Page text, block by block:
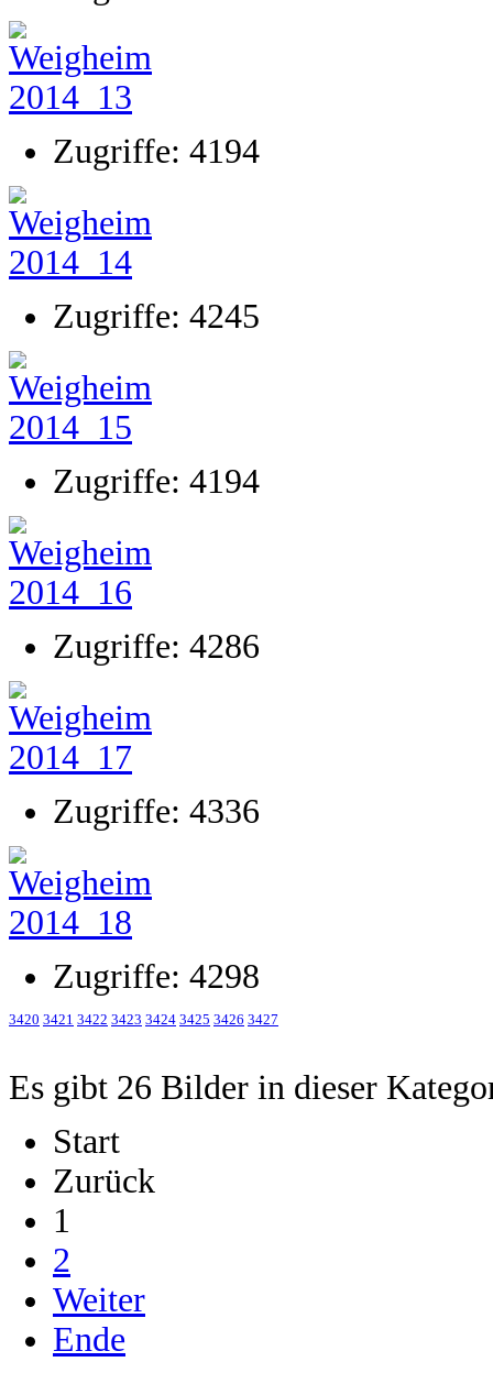
Zugriffe: 4194
Zugriffe: 4245
Zugriffe: 4194
Zugriffe: 4286
Zugriffe: 4336
Zugriffe: 4298
3420 3421 3422 3423 3424 3425 3426 3427
Es gibt 26 Bilder in dieser
Start
Zurück
1
2
Weiter
Ende